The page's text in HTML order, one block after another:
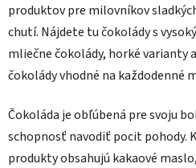
produktov pre milovníkov
chutí. Nájdete tu čokolády s
mliečne čokolády, horké varianty
čokolády vhodné na každodenné
Čokoláda je obľúbená pre svoju
schopnosť navodiť pocit pohody.
produkty obsahujú kakaové